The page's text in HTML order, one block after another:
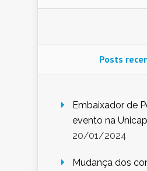
Posts
Embaixador de
evento na Unicap
20/01/2024
Mudança dos